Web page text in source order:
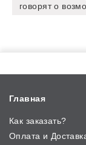
говорят о
Главная
Как заказать?
Оплата и